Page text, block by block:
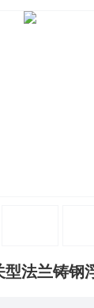
法兰铸钢